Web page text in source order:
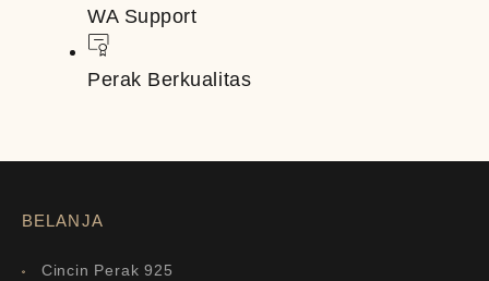
WA Support
Perak Berkualitas
BELANJA
Cincin Perak 925